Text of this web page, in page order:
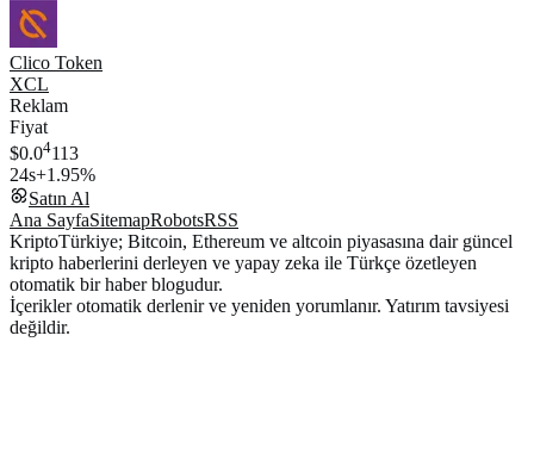
Clico Token
XCL
Reklam
Fiyat
$0.04113
24s+1.95%
Satın Al
Ana SayfaSitemapRobotsRSS
KriptoTürkiye; Bitcoin, Ethereum ve altcoin piyasasına dair güncel
kripto haberlerini derleyen ve yapay zeka ile Türkçe özetleyen
otomatik bir haber blogudur.
İçerikler otomatik derlenir ve yeniden yorumlanır. Yatırım tavsiyesi
değildir.